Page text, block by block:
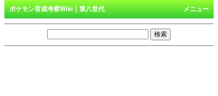
メニュー
ポケモン育成考察Wiki｜第八世代